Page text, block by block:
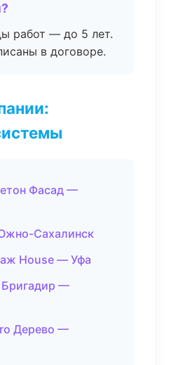
работ — до 5 лет.
в договоре.
Фасад —
Сахалинск
House — Уфа
—
Дерево —